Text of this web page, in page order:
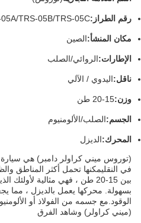
رقم الطراز: 05A/TRS-05B/TRS-05C
مكان المنشأ:الصين
الإطارات:الروائي/الصلب
ناقل:اليدوي / الآلي
وزن:15-20 طن
الجسم:الصلب/الألومنيوم
المحرك:الديزل
(توروس ميني كراولر دامبر) هي سيارة
في النقليمكنها تحمل أكثر المناطق
بين 15-20 طن ، فهي مثالية
بسهولة. محركها يعمل بالديزل ، مما
الوقود.مع جسمه من الفولاذ أو
(ميني كراولر) وشاهد الفرق